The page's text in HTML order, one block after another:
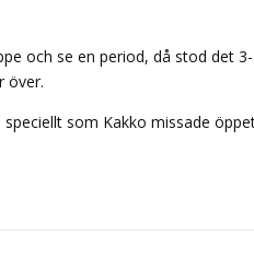
och se en period, då stod det
över.
som Kakko missade